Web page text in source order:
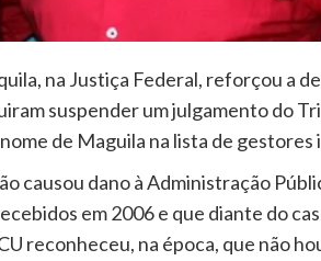
na Justiça Federal, reforçou a
suspender um julgamento do
de Maguila na lista de gestores
causou dano à Administração
em 2006 e que diante do
reconheceu, na época, que não